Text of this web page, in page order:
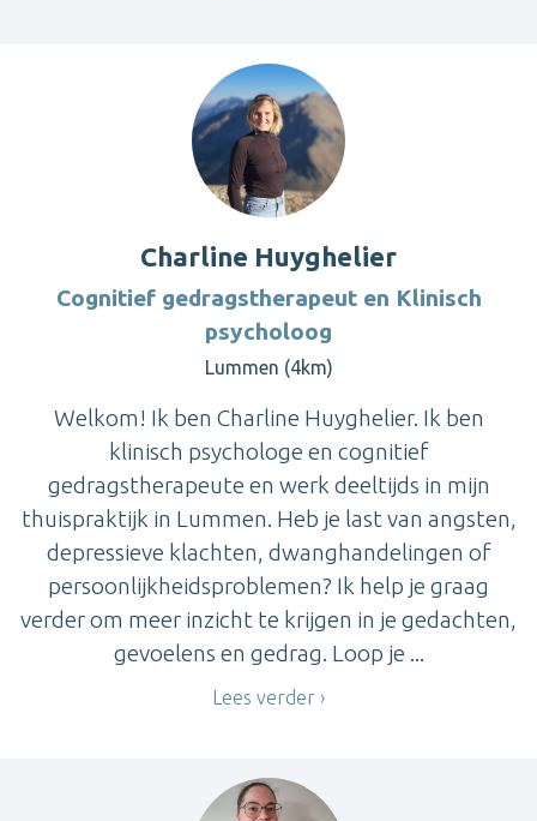
Charline Huyghelier
Cognitief gedragstherapeut en Klinisch
psycholoog
Lummen (4km)
Welkom! Ik ben Charline Huyghelier. Ik ben
klinisch psychologe en cognitief
gedragstherapeute en werk deeltijds in mijn
thuispraktijk in Lummen. Heb je last van angsten,
depressieve klachten, dwanghandelingen of
persoonlijkheidsproblemen? Ik help je graag
verder om meer inzicht te krijgen in je gedachten,
gevoelens en gedrag. Loop je ...
Lees verder